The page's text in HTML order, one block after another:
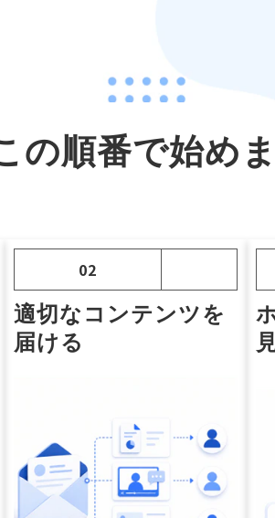
の順番で始めま
02
適切なコンテンツを
届ける